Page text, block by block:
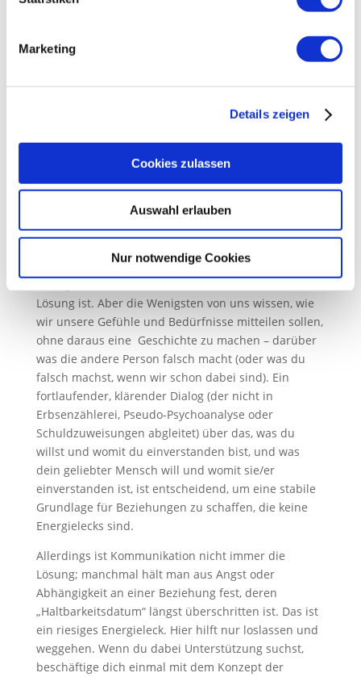
Marketing
Details zeigen
Cookies zulassen
Auswahl erlauben
Nur notwendige Cookies
andauernde Verweilen in einem Schwebezustand zu
dem du nicht genau weißt, was die andere Person
will, braucht oder fühlt; du aber hoffst, dass er/sie
die Beziehung schließlich genauso sehen wird wie
du. Umgekehrt ist es genau so eine Leckage, wenn
du zwar genau weißt wo du stehst, aber die andere
Person im Unklaren lässt, indem du dich nicht auf
Absprachen und Grenzen festlegst (indem du
andere Menschen ausnutzt, erschöpfst du deine
Lösung ist. Aber die Wenigsten von uns wissen, wie
wir unsere Gefühle und Bedürfnisse mitteilen sollen,
ohne daraus eine Geschichte zu machen – darüber
was die andere Person falsch macht (oder was du
falsch machst, wenn wir schon dabei sind). Ein
fortlaufender, klärender Dialog (der nicht in
Erbsenzählerei, Pseudo-Psychoanalyse oder
Schuldzuweisungen abgleitet) über das, was du
willst und womit du einverstanden bist, und was
dein geliebter Mensch will und womit sie/er
einverstanden ist, ist entscheidend, um eine stabile
Grundlage für Beziehungen zu schaffen, die keine
Energielecks sind.
Allerdings ist Kommunikation nicht immer die
Lösung; manchmal hält man aus Angst oder
Abhängigkeit an einer Beziehung fest, deren
„Haltbarkeitsdatum“ längst überschritten ist. Das ist
ein riesiges Energieleck. Hier hilft nur loslassen und
weggehen. Wenn du dabei Unterstützung suchst,
beschäftige dich einmal mit dem Konzept der